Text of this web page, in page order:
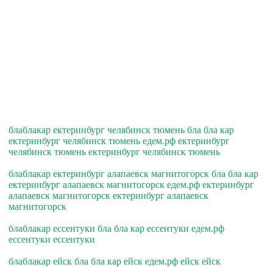
блаблакар ектеринбург челябинск тюмень бла бла кар
ектеринбург челябинск тюмень едем.рф ектеринбург
челябинск тюмень ектеринбург челябинск тюмень
блаблакар ектеринбург алапаевск магнитогорск бла бла кар
ектеринбург алапаевск магнитогорск едем.рф ектеринбург
алапаевск магнитогорск ектеринбург алапаевск
магнитогорск
блаблакар ессентуки бла бла кар ессентуки едем.рф
ессентуки ессентуки
блаблакар ейск бла бла кар ейск едем.рф ейск ейск